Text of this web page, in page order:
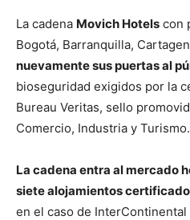
La cadena Movich Hotels con
Bogotá, Barranquilla,
nuevamente sus puertas al
bioseguridad exigidos por la
Bureau Veritas, sello
Comercio, Industria y Turismo.
La cadena entra al mercado
siete alojamientos
en el caso de